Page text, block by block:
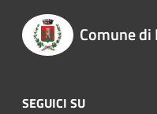
Comune di
SEGUICI SU